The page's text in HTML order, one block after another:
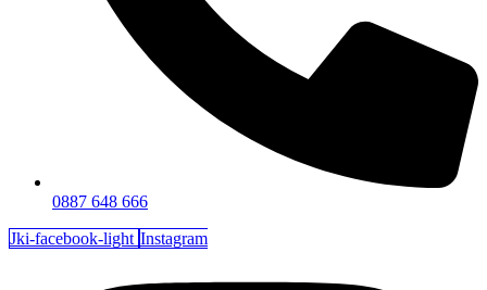
0887 648 666
Jki-facebook-light Instagram